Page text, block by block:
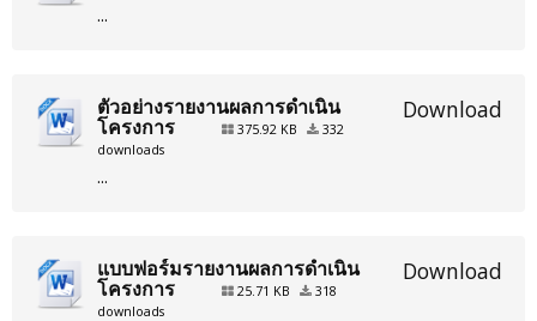
...
Download
ตัวอย่างรายงานผลการดำเนิน
โครงการ 375.92 KB
332
downloads
...
Download
แบบฟอร์มรายงานผลการดำเนิน
โครงการ 25.71 KB
318
downloads